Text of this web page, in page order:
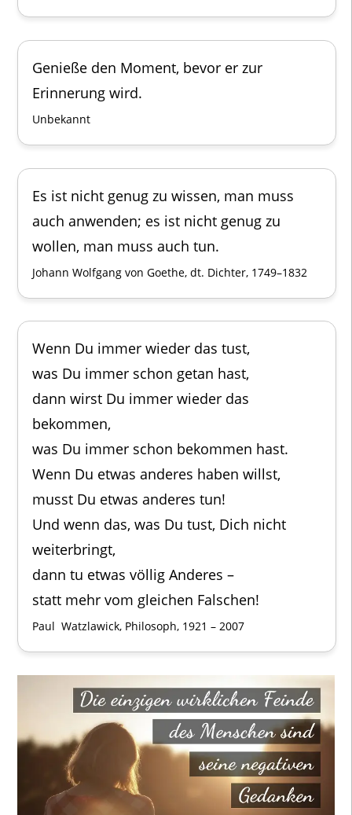
Genieße den Moment, bevor er zur
Erinnerung wird.
Unbekannt
Es ist nicht genug zu wissen, man muss
auch anwenden; es ist nicht genug zu
wollen, man muss auch tun.
Johann Wolfgang von Goethe, dt. Dichter, 1749–1832
Wenn Du immer wieder das tust,
was Du immer schon getan hast,
dann wirst Du immer wieder das
bekommen,
was Du immer schon bekommen hast.
Wenn Du etwas anderes haben willst,
musst Du etwas anderes tun!
Und wenn das, was Du tust, Dich nicht
weiterbringt,
dann tu etwas völlig Anderes –
statt mehr vom gleichen Falschen!
Paul Watzlawick, Philosoph, 1921 – 2007